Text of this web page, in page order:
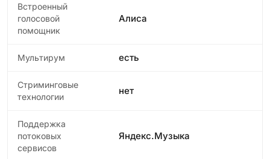
Встроенный
голосовой
помощник
Алиса
Мультирум есть
Стриминговые
технологии
нет
Поддержка
потоковых
сервисов
Яндекс.Музыка